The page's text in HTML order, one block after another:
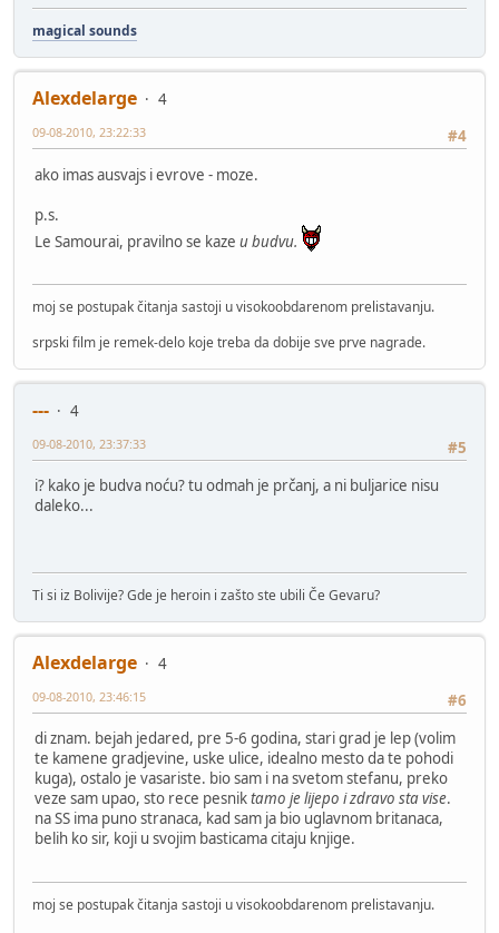
magical sounds
Alexdelarge
4
#4
09-08-2010, 23:22:33
ako imas ausvajs i evrove - moze.
p.s.
Le Samourai, pravilno se kaze u budvu.
moj se postupak čitanja sastoji u visokoobdarenom prelistavanju.
srpski film je remek-delo koje treba da dobije sve prve nagrade.
---
4
#5
09-08-2010, 23:37:33
i? kako je budva noću? tu odmah je prčanj, a ni buljarice nisu
daleko...
Ti si iz Bolivije? Gde je heroin i zašto ste ubili Če Gevaru?
Alexdelarge
4
#6
09-08-2010, 23:46:15
di znam. bejah jedared, pre 5-6 godina, stari grad je lep (volim
te kamene gradjevine, uske ulice, idealno mesto da te pohodi
kuga), ostalo je vasariste. bio sam i na svetom stefanu, preko
veze sam upao, sto rece pesniktamo je lijepo i zdravo sta vise.
na SS ima puno stranaca, kad sam ja bio uglavnom britanaca,
belih ko sir, koji u svojim basticama citaju knjige.
moj se postupak čitanja sastoji u visokoobdarenom prelistavanju.